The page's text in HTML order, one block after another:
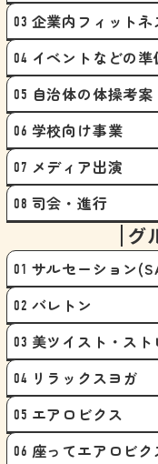
企業内フィットネ
イベントなどの
自治体の体操考案
学校向け事業
メディア出演
司会・進行
グ
サルセーション
バレトン
美ツイスト・スト
リラックスヨガ
エアロビクス
座ってエアロビク